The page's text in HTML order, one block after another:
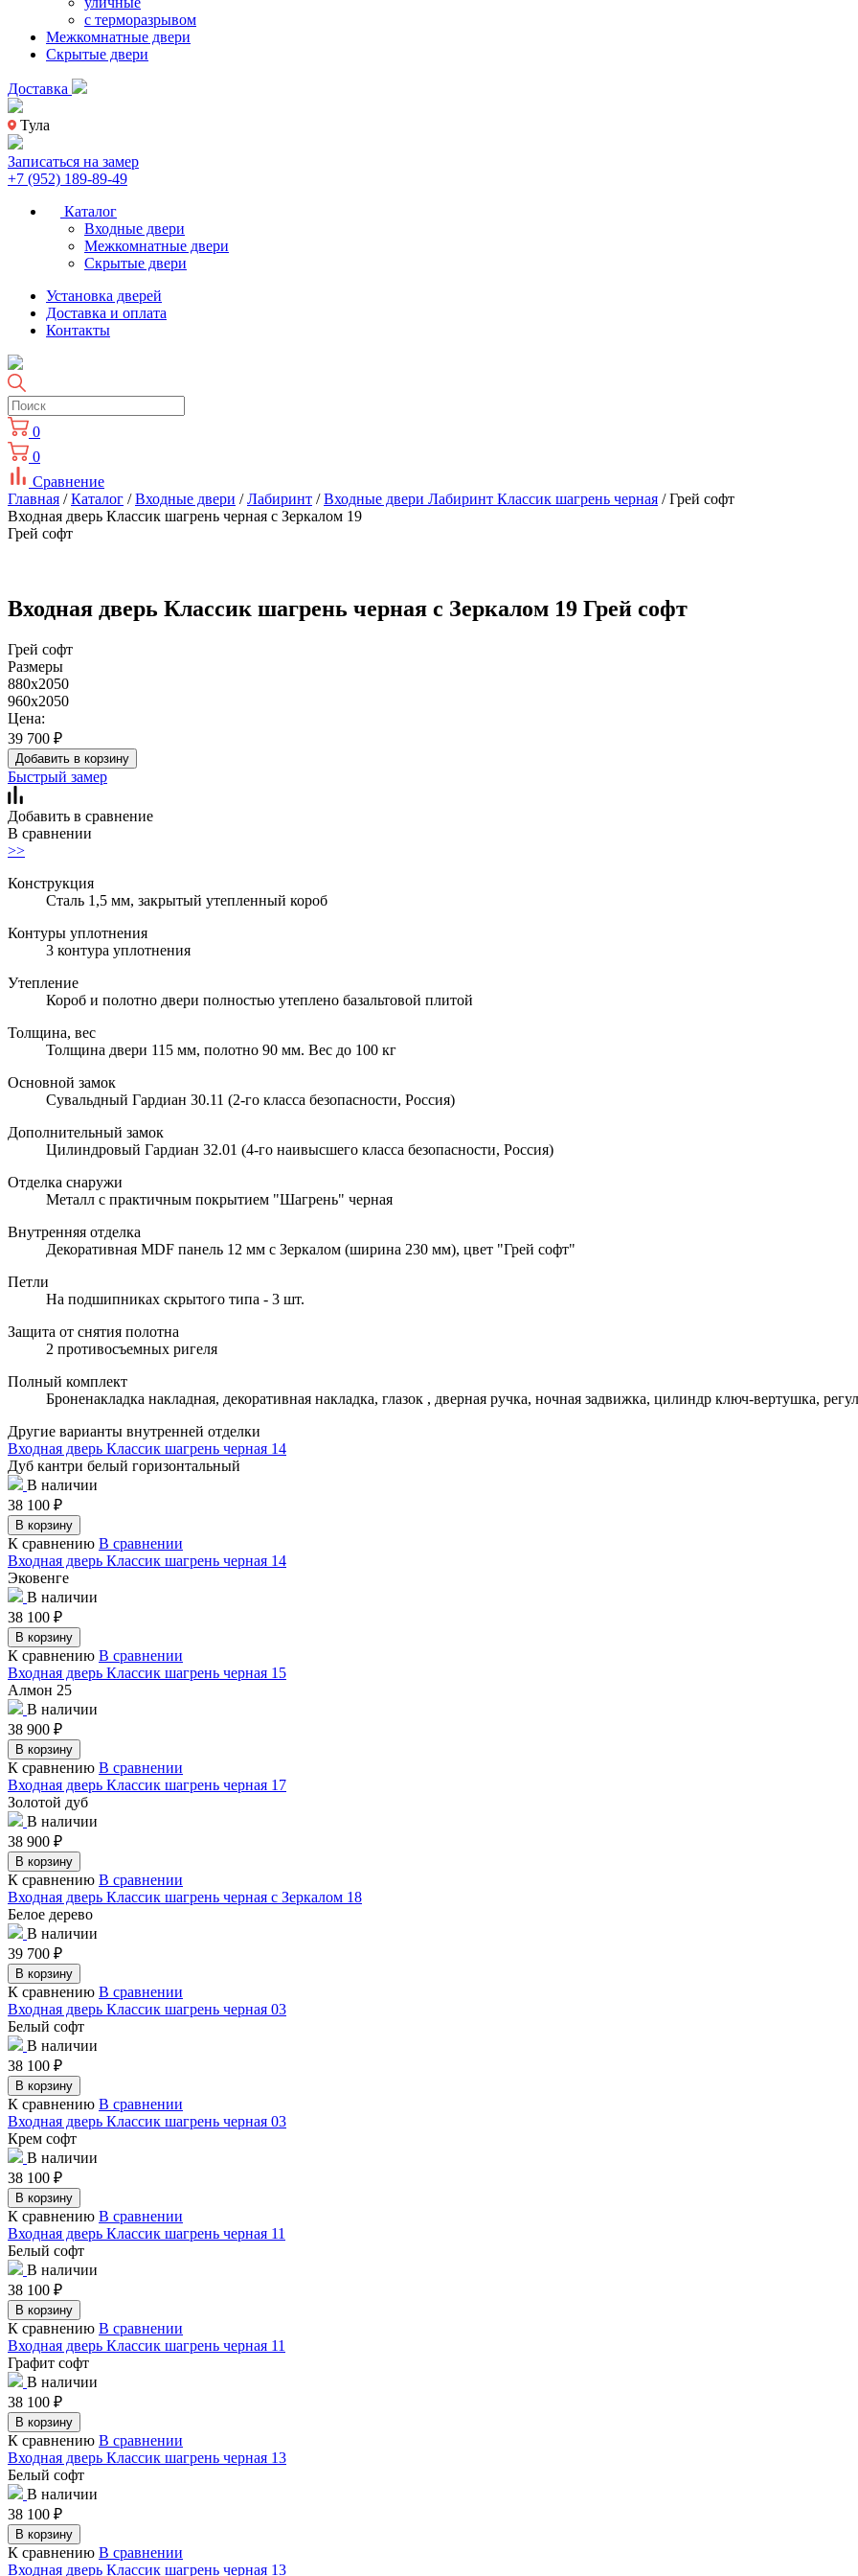
с терморазрывом
Межкомнатные двери
Скрытые двери
Доставка
Тула
Записаться на замер
+7 (952) 189-89-49
Каталог
Входные двери
Межкомнатные двери
Скрытые двери
Установка дверей
Доставка и оплата
Контакты
0
0
Сравнение
Главная /Каталог /Входные двери /Лабиринт /Входные двери Лабиринт Классик шагрень черная / Грей софт
Входная дверь Классик шагрень черная с Зеркалом 19
Грей софт
Входная дверь Классик шагрень черная с Зеркалом 19 Грей софт
Грей софт
Размеры
880x2050
960x2050
Цена:
39 700 ₽
Добавить в корзину
Быстрый замер
Добавить в сравнение
В сравнении
>>
Конструкция
Сталь 1,5 мм, закрытый утепленный короб
Контуры уплотнения
3 контура уплотнения
Утепление
Короб и полотно двери полностью утеплено базальтовой плитой
Толщина, вес
Толщина двери 115 мм, полотно 90 мм. Вес до 100 кг
Основной замок
Сувальдный Гардиан 30.11 (2-го класса безопасности, Россия)
Дополнительный замок
Цилиндровый Гардиан 32.01 (4-го наивысшего класса безопасности, Россия)
Отделка снаружи
Металл с практичным покрытием "Шагрень" черная
Внутренняя отделка
Декоративная MDF панель 12 мм с Зеркалом (ширина 230 мм), цвет "Грей софт"
Петли
На подшипниках скрытого типа - 3 шт.
Защита от снятия полотна
2 противосъемных ригеля
Полный комплект
Броненакладка накладная, декоративная накладка, глазок , дверная ручка, ночная задвижка, цилиндр ключ-вертушка,
Другие варианты внутренней отделки
Входная дверь Классик шагрень черная 14
Дуб кантри белый горизонтальный
В наличии
38 100 ₽
В корзину
К сравнению В сравнении
Входная дверь Классик шагрень черная 14
Эковенге
В наличии
38 100 ₽
В корзину
К сравнению В сравнении
Входная дверь Классик шагрень черная 15
Алмон 25
В наличии
38 900 ₽
В корзину
К сравнению В сравнении
Входная дверь Классик шагрень черная 17
Золотой дуб
В наличии
38 900 ₽
В корзину
К сравнению В сравнении
Входная дверь Классик шагрень черная с Зеркалом 18
Белое дерево
В наличии
39 700 ₽
В корзину
К сравнению В сравнении
Входная дверь Классик шагрень черная 03
Белый софт
В наличии
38 100 ₽
В корзину
К сравнению В сравнении
Входная дверь Классик шагрень черная 03
Крем софт
В наличии
38 100 ₽
В корзину
К сравнению В сравнении
Входная дверь Классик шагрень черная 11
Белый софт
В наличии
38 100 ₽
В корзину
К сравнению В сравнении
Входная дверь Классик шагрень черная 11
Графит софт
В наличии
38 100 ₽
В корзину
К сравнению В сравнении
Входная дверь Классик шагрень черная 13
Белый софт
В наличии
38 100 ₽
В корзину
К сравнению В сравнении
Входная дверь Классик шагрень черная 13